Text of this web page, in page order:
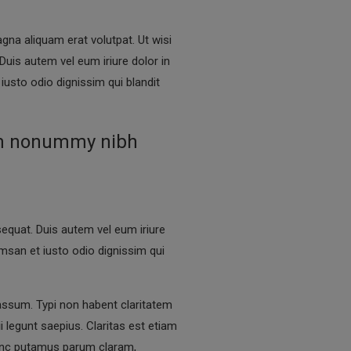
aliquam erat volutpat. Ut wisi
autem vel eum iriure dolor in
odio dignissim qui blandit
nonummy nibh
Duis autem vel eum iriure
et iusto odio dignissim qui
Typi non habent claritatem
saepius. Claritas est etiam
putamus parum claram,